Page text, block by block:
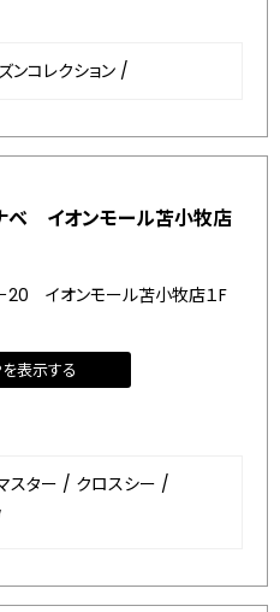
ンコレクション /
ベ イオンモール苫小牧店
20 イオンモール苫小牧店１F
表示する
スター / クロスシー /